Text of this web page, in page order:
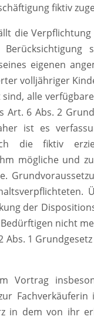
fiktiv
die
eigenen
volljähriger
sind, alle
Art. 6 Abs. 2
ist es
die fiktiv
mögliche und
der
nicht
1
Vortrag
in dem von ihr